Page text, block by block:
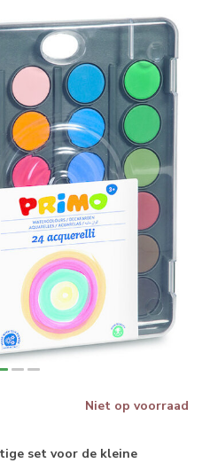
Niet op voorraad
set voor de kleine